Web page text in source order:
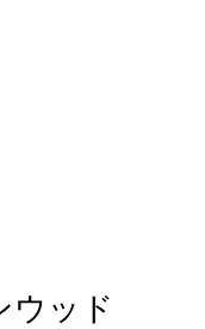
ウッド